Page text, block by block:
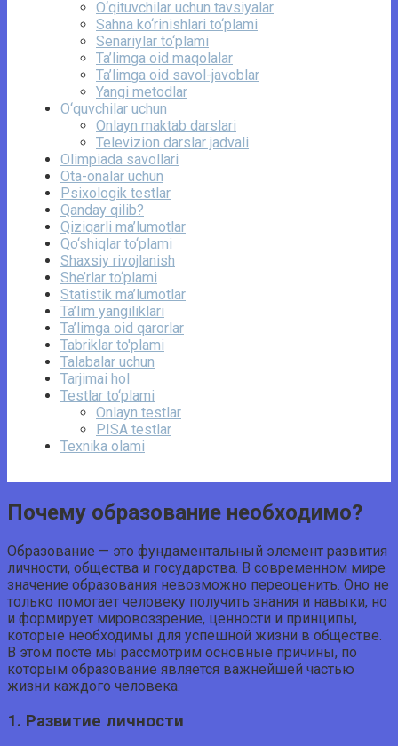
O‘qituvchilar uchun tavsiyalar
Sahna ko‘rinishlari to‘plami
Senariylar to‘plami
Ta’limga oid maqolalar
Ta’limga oid savol-javoblar
Yangi metodlar
O‘quvchilar uchun
Onlayn maktab darslari
Televizion darslar jadvali
Olimpiada savollari
Ota-onalar uchun
Psixologik testlar
Qanday qilib?
Qiziqarli ma’lumotlar
Qo‘shiqlar to‘plami
Shaxsiy rivojlanish
She’rlar to‘plami
Statistik ma’lumotlar
Ta’lim yangiliklari
Ta’limga oid qarorlar
Tabriklar to'plami
Talabalar uchun
Tarjimai hol
Testlar to‘plami
Onlayn testlar
PISA testlar
Texnika olami
Почему образование необходимо?
Образование — это фундаментальный элемент развития
личности, общества и государства. В современном мире
значение образования невозможно переоценить. Оно не
только помогает человеку получить знания и навыки, но
и формирует мировоззрение, ценности и принципы,
которые необходимы для успешной жизни в обществе.
В этом посте мы рассмотрим основные причины, по
которым образование является важнейшей частью
жизни каждого человека.
1. Развитие личности